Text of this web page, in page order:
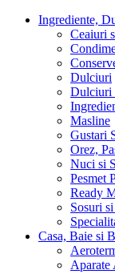
Ingrediente,
Ceaiuri
Dulciuri
Dulciuri
Masline
Gustari
Orez,
Nuci si
Pesmet
Ready
Sosuri
Casa, Baie si
Aparate